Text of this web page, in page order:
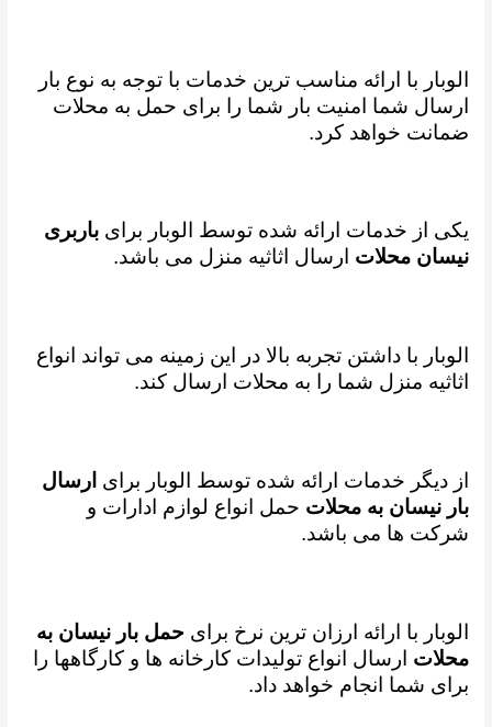
الوبار با ارائه مناسب ترین خدمات با توجه به نوع بار
ارسال شما امنیت بار شما را برای حمل به محلات
ضمانت خواهد کرد.
یکی از خدمات ارائه شده توسط الوبار برایباربری
نیسان محلات ارسال اثاثیه منزل می باشد.
الوبار با داشتن تجربه بالا در این زمینه می تواند انواع
اثاثیه منزل شما را به محلات ارسال کند.
از دیگر خدمات ارائه شده توسط الوبار برای ارسال
بار نیسان به محلات حمل انواع لوازم ادارات و
شرکت ها می باشد.
الوبار با ارائه ارزان ترین نرخ برایحمل بار نیسان به
محلات ارسال انواع تولیدات کارخانه ها و کارگاهها را
برای شما انجام خواهد داد.